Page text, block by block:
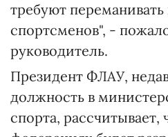
требуют
спортсменов", -
руководитель.
Президент ФЛАУ,
должность в
спорта, рассчитывает,